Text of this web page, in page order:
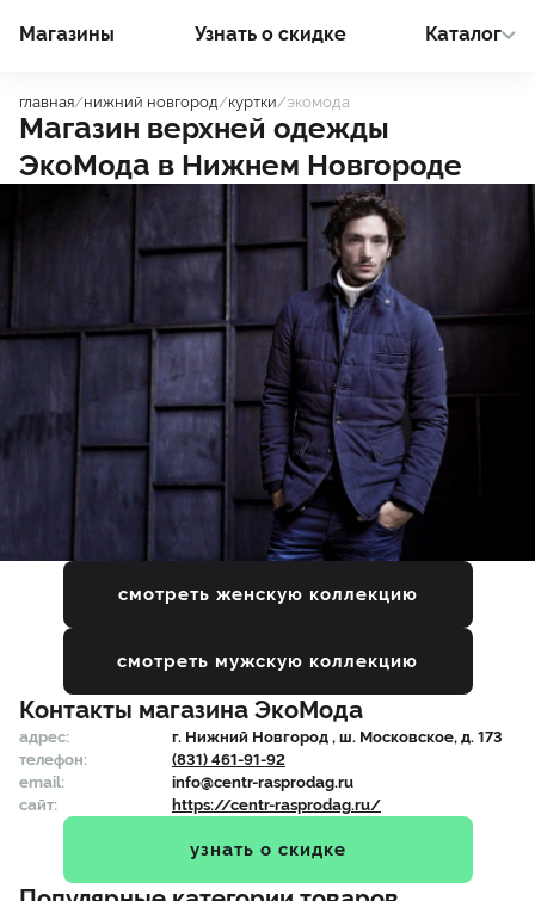
Магазины Узнать о cкидке Каталог
главная/нижний новгород/куртки/экомода
Магазин верхней одежды
ЭкоМода в Нижнем Новгороде
смотреть женскую коллекцию
смотреть мужскую коллекцию
Контакты магазина ЭкоМода
адрес: г. Нижний Новгород , ш. Московское, д. 173
телефон:
(831) 461-91-92
email:
info@centr-rasprodag.ru
сайт:
https://centr-rasprodag.ru/
узнать о скидке